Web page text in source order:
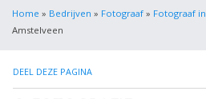
Home » Bedrijven » Fotograaf » Fotograaf
Amstelveen
DEEL DEZE PAGINA